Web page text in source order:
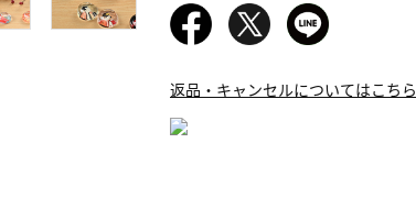
返品・キャンセルについてはこちら